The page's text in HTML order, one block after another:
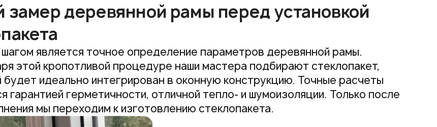
замер деревянной рамы перед установкой
является точное определение параметров деревянной рамы.
этой кропотливой процедуре наши мастера подбирают стеклопакет,
будет идеально интегрирован в оконную конструкцию. Точные расчеты
гарантией герметичности, отличной тепло- и шумоизоляции. Только после
мы переходим к изготовлению стеклопакета.